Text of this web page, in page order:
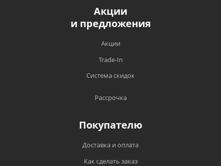
Акции
и предложения
Акции
Trade-In
Система скидок
Рассрочка
Покупателю
Доставка и оплата
Как сделать заказ